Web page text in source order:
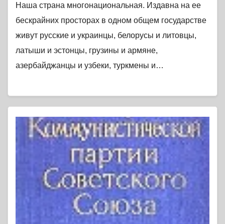
Наша страна многонациональная. Издавна на ее
бескрайних просторах в одном общем государстве
живут русские и украинцы, белорусы и литовцы,
латыши и эстонцы, грузины и армяне,
азербайджанцы и узбеки, туркмены и…